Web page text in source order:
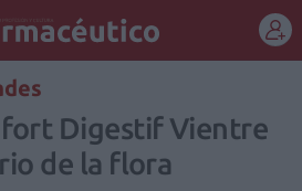
REGÍSTRATE
Digestif Vientre
de la flora